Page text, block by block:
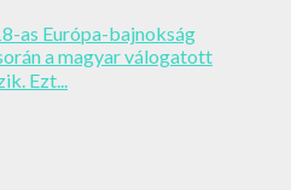
as Európa-bajnokság
a magyar válogatott
Ezt...